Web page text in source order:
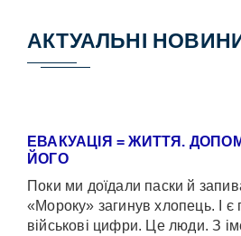
АКТУАЛЬНІ
ЕВАКУАЦІЯ = ЖИТТЯ.
ЙОГО
Поки ми доїдали паски й
«Мороку» загинув хлопець. І
військові цифри. Це люди. З